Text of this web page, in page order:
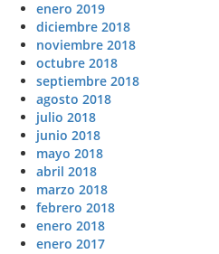
enero 2019
diciembre 2018
noviembre 2018
octubre 2018
septiembre 2018
agosto 2018
julio 2018
junio 2018
mayo 2018
abril 2018
marzo 2018
febrero 2018
enero 2018
enero 2017